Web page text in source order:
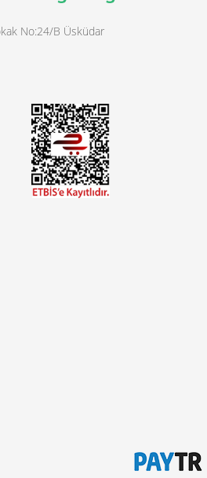
No:24/B Üsküdar